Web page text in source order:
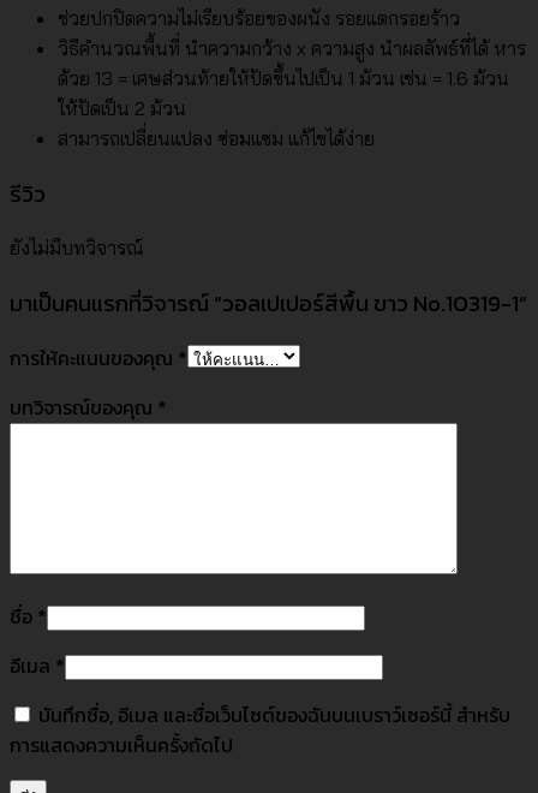
ช่วยปกปิดความไม่เรียบร้อยของผนัง รอยแตกรอยร้าว
วิธีคำนวณพื้นที่ นำความกว้าง x ความสูง นำผลลัพธ์ที่ได้ หาร
ด้วย 13 = เศษส่วนท้ายให้ปัดขึ้นไปเป็น 1 ม้วน เช่น = 1.6 ม้วน
ให้ปัดเป็น 2 ม้วน
สามารถเปลี่ยนแปลง ซ่อมแซม แก้ไขได้ง่าย
รีวิว
ยังไม่มีบทวิจารณ์
มาเป็นคนแรกที่วิจารณ์ “วอลเปเปอร์สีพื้น ขาว No.10319-1”
การให้คะแนนของคุณ *
บทวิจารณ์ของคุณ *
ชื่อ *
อีเมล *
บันทึกชื่อ, อีเมล และชื่อเว็บไซต์ของฉันบนเบราว์เซอร์นี้ สำหรับ
การแสดงความเห็นครั้งถัดไป